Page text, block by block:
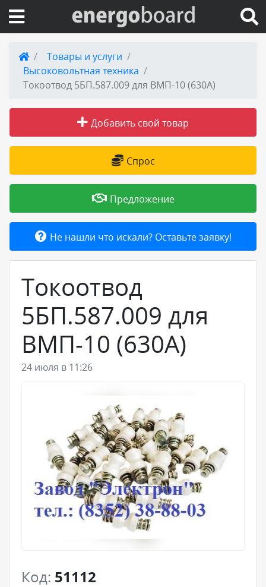
Вход на сайт
Поиск по сайту
Публикации
Справка
Товары и услуги
Добавить товар или услугу
Товары и услуги
Высоковольтная техника
Токоотвод 5БП.587.009 для ВМП-10 (630А)
Добавить свой товар
Спрос
Предложение
Не нашли что искали? Оставьте заявку!
Токоотвод
5БП.587.009 для
ВМП-10 (630А)
24 июля в 11:26
Код: 51112